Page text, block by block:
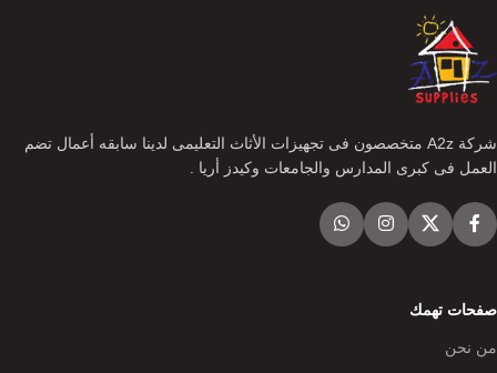
شركة A2z متخصصون فى تجهيزات الأثاث التعليمى لدينا سابقه أعمال تضم
العمل فى كبرى المدارس والجامعات وكيدز أريا .
صفحات تهمك
من نحن